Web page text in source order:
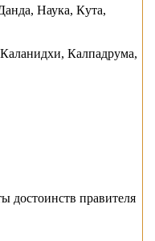
Наука, Кyта,
Калпадрума,
достоинств правителя